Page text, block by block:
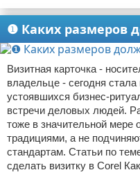
❶ Каких размеров
Визитная карточка -
владельце - сегодня
устоявшихся бизнес-
встречи деловых людей.
тоже в значительной
традициями, а не
стандартам. Статьи по
сделать визитку в Corel